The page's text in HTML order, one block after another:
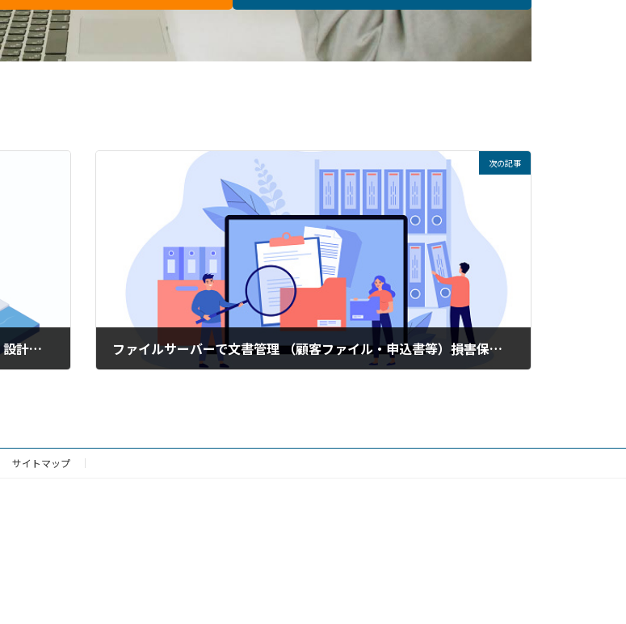
情報への入り口を統一して、情報共有を大幅に効率化――建設業 設計・工事管理部門
次の記事
ファイルサーバーで文書管理 （顧客ファイル・申込書等）――損害保険代理店
サイトマップ